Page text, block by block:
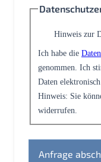
Hinweis zur
Ich habe die
genommen. Ich
Daten
Hinweis: Sie
widerrufen.